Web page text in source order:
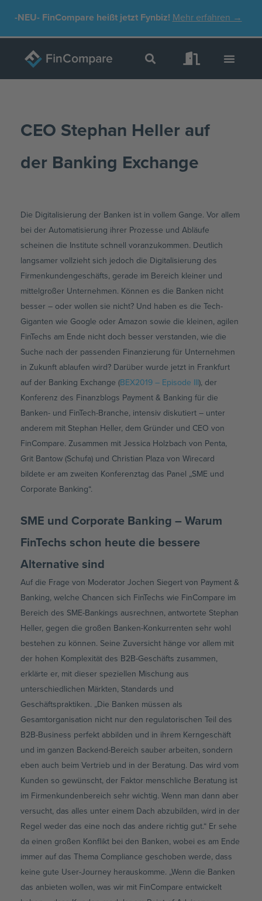
-NEU-FinCompare heißt jetzt Fynbiz! Mehr erfahren →
CEO Stephan Heller auf
der Banking Exchange
Die Digitalisierung der Banken ist in vollem Gange. Vor allem
bei der Automatisierung ihrer Prozesse und Abläufe
scheinen die Institute schnell voranzukommen. Deutlich
langsamer vollzieht sich jedoch die Digitalisierung des
Firmenkundengeschäfts, gerade im Bereich kleiner und
mittelgroßer Unternehmen. Können es die Banken nicht
besser – oder wollen sie nicht? Und haben es die Tech-
Giganten wie Google oder Amazon sowie die kleinen, agilen
FinTechs am Ende nicht doch besser verstanden, wie die
Suche nach der passenden Finanzierung für Unternehmen
in Zukunft ablaufen wird? Darüber wurde jetzt in Frankfurt
auf der Banking Exchange (BEX2019 – Episode III), der
Konferenz des Finanzblogs Payment & Banking für die
Banken- und FinTech-Branche, intensiv diskutiert – unter
anderem mit Stephan Heller, dem Gründer und CEO von
FinCompare. Zusammen mit Jessica Holzbach von Penta,
Grit Bantow (Schufa) und Christian Plaza von Wirecard
bildete er am zweiten Konferenztag das Panel „SME und
Corporate Banking“.
SME und Corporate Banking – Warum
FinTechs schon heute die bessere
Alternative sind
Auf die Frage von Moderator Jochen Siegert von Payment &
Banking, welche Chancen sich FinTechs wie FinCompare im
Bereich des SME-Bankings ausrechnen, antwortete Stephan
Heller, gegen die großen Banken-Konkurrenten sehr wohl
bestehen zu können. Seine Zuversicht hänge vor allem mit
der hohen Komplexität des B2B-Geschäfts zusammen,
erklärte er, mit dieser speziellen Mischung aus
unterschiedlichen Märkten, Standards und
Geschäftspraktiken. „Die Banken müssen als
Gesamtorganisation nicht nur den regulatorischen Teil des
B2B-Business perfekt abbilden und in ihrem Kerngeschäft
und im ganzen Backend-Bereich sauber arbeiten, sondern
eben auch beim Vertrieb und in der Beratung. Das wird vom
Kunden so gewünscht, der Faktor menschliche Beratung ist
im Firmenkundenbereich sehr wichtig. Wenn man dann aber
versucht, das alles unter einem Dach abzubilden, wird in der
Regel weder das eine noch das andere richtig gut.“ Er sehe
da einen großen Konflikt bei den Banken, wobei es am Ende
immer auf das Thema Compliance geschoben werde, dass
keine gute User-Journey herauskomme. „Wenn die Banken
das anbieten wollen, was wir mit FinCompare entwickelt